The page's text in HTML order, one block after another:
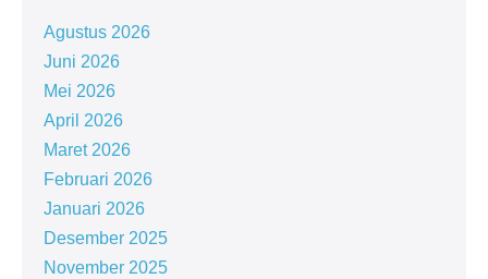
Agustus 2026
Juni 2026
Mei 2026
April 2026
Maret 2026
Februari 2026
Januari 2026
Desember 2025
November 2025